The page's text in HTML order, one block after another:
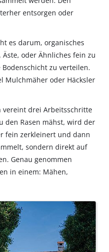
entsorgen oder
es darum, organisches
oder Ähnliches fein zu
zu verteilen.
Mulchmäher oder Häcksler
vereint drei Arbeitsschritte
den Rasen mähst, wird der
fein zerkleinert und dann
sondern direkt auf
Genau genommen
in einem: Mähen,